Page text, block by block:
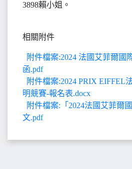
3898賴小姐。
相關附件
附件檔案:2024 法國艾菲爾國
函.pdf
附件檔案:2024 PRIX EIFFEL
明競賽-報名表.docx
附件檔案:「2024法國艾菲爾
文.pdf